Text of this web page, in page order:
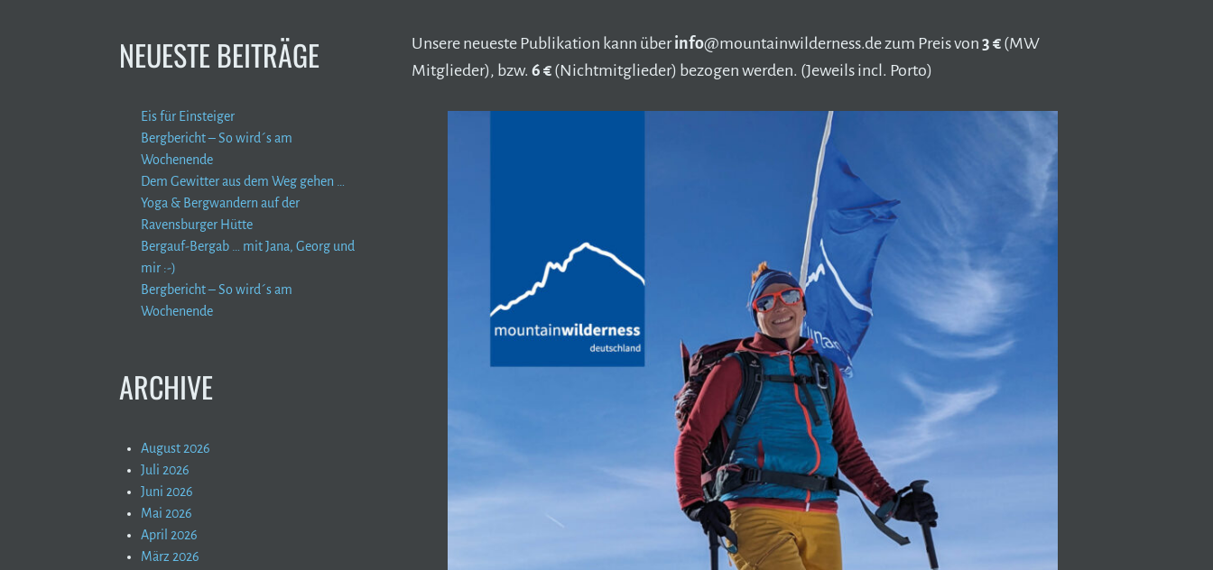
Unsere neueste Publikation kann überinfo@mountainwilderness.de zum Preis von 3 € (MW
Mitglieder), bzw. 6 € (Nichtmitglieder) bezogen werden. (Jeweils incl. Porto)
NEUESTE BEITRÄGE
Eis für Einsteiger
Bergbericht – So wird´s am
Wochenende
Dem Gewitter aus dem Weg gehen …
Yoga & Bergwandern auf der
Ravensburger Hütte
Bergauf-Bergab … mit Jana, Georg und
mir :-)
Bergbericht – So wird´s am
Wochenende
ARCHIVE
August 2026
Juli 2026
Juni 2026
Mai 2026
April 2026
März 2026